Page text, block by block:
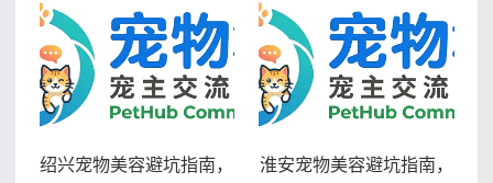
绍兴宠物美容避坑指南，
淮安宠物美容避坑指南，